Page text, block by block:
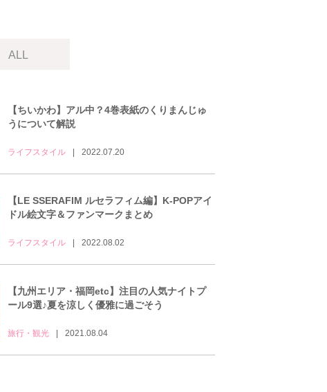
ALL
【ちいかわ】アル中？4巻表紙のくりまんじゅ
うについて解説
ライフスタイル 2022.07.20
【LE SSERAFIM ルセラフィム編】K-POPアイ
ドル絵文字＆ファンマークまとめ
ライフスタイル 2022.08.02
【九州エリア・福岡etc】注目の人気ナイトプ
ール9選♪夏を涼しく優雅に過ごそう
旅行・観光 2021.08.04